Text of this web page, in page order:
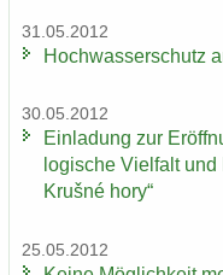
31.05.2012
Hoch­was­ser­schutz
30.05.2012
Ein­la­dung zur
lo­gi­sche Viel­falt
Krušné hory“
25.05.2012